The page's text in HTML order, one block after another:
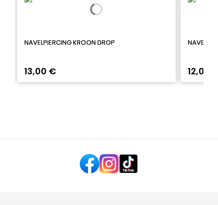
NAVELPIERCING KROON DROP
13,00 € 12,00